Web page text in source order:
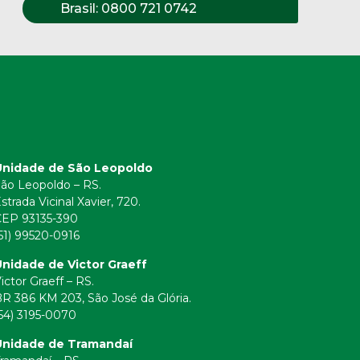
Brasil: 0800 721 0742
de São Leopoldo
Leopoldo – RS.
Vicinal Xavier, 720.
93135-390
99520-0916
de Victor Graeff
Graeff – RS.
386 KM 203, São José da Glória.
3195-0070
de Tramandaí